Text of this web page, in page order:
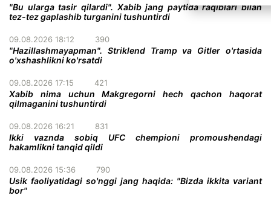
"Bu ularga tasir qilardi". Xabib jang paytida raqiblari bilan
tez-tez gaplashib turganini tushuntirdi
09.08.2026 18:12 390
"Hazillashmayapman". Striklend Tramp va Gitler o'rtasida
o'xshashlikni ko'rsatdi
09.08.2026 17:15 421
Xabib nima uchun Makgregorni hech qachon haqorat
qilmaganini tushuntirdi
09.08.2026 16:21 831
Ikki vaznda sobiq UFC chempioni promoushendagi
hakamlikni tanqid qildi
09.08.2026 15:36 790
Usik faoliyatidagi so'nggi jang haqida: "Bizda ikkita variant
bor"